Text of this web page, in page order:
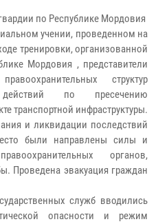
по Республике Мордовия
учении, проведенном на
тренировки, организованной
Мордовия , представители
структур
по пресечению
транспортной инфраструктуры.
и ликвидации последствий
были направлены силы и
органов,
Проведена эвакуация граждан
служб вводились
опасности и режим